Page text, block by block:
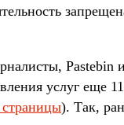
Pastebin
услуг еще
страницы). Так,